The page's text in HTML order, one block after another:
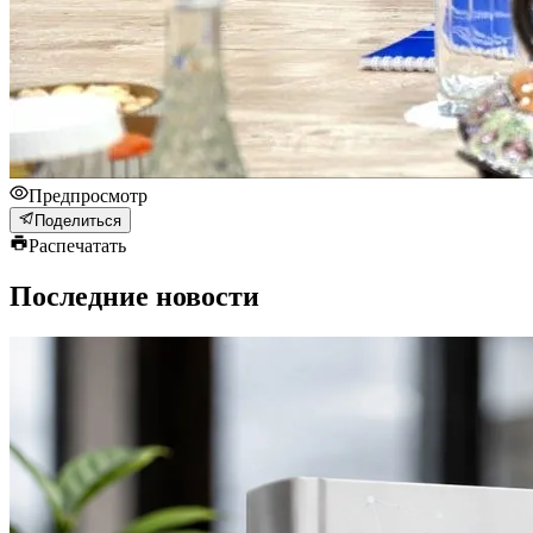
Предпросмотр
Поделиться
Распечатать
Последние новости